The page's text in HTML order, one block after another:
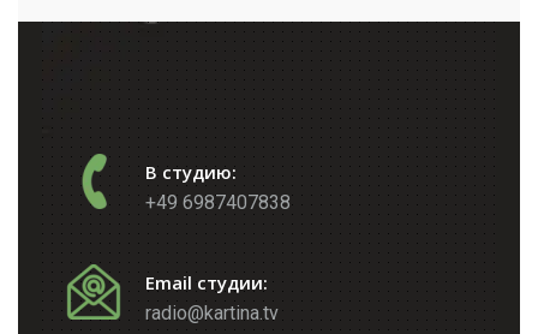
В студию:
+49 6987407838
Email студии:
radio@kartina.tv